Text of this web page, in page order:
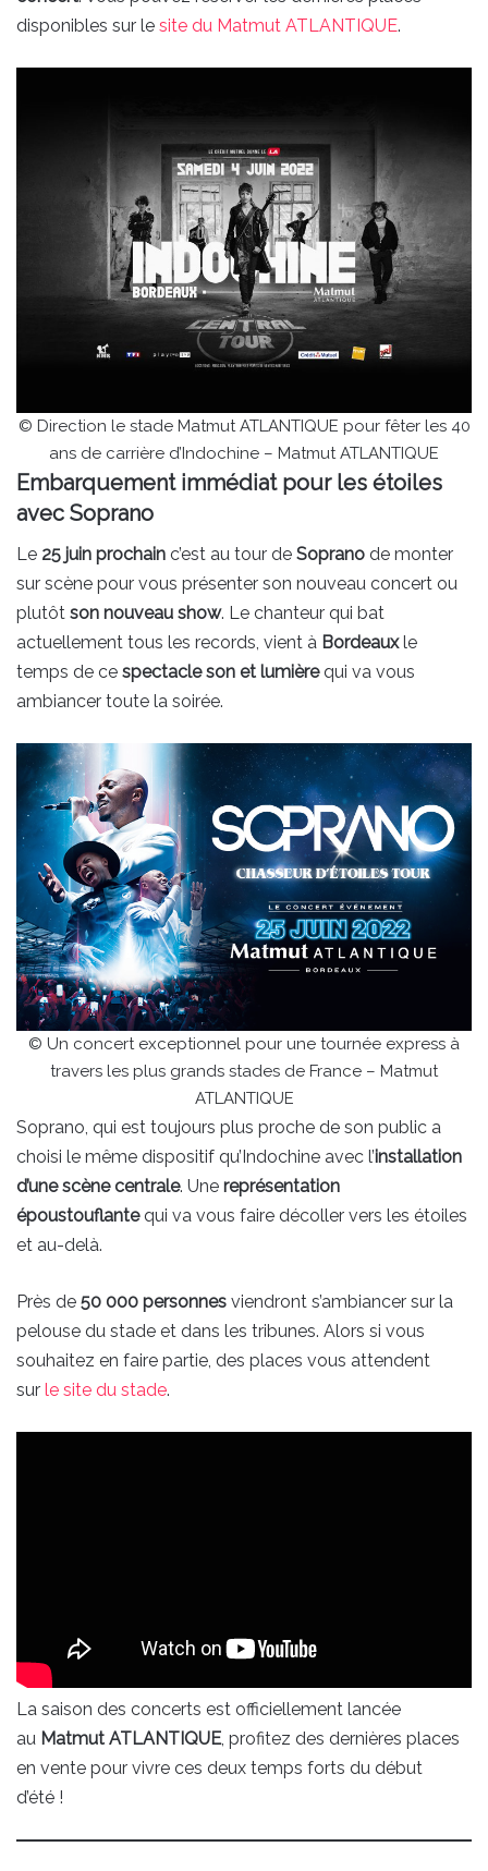
disponibles sur le site du Matmut ATLANTIQUE.
© Direction le stade Matmut ATLANTIQUE pour fêter les 40
ans de carrière d’Indochine – Matmut ATLANTIQUE
Embarquement immédiat pour les étoiles
avec Soprano
Le 25 juin prochain c’est au tour de Soprano de monter
sur scène pour vous présenter son nouveau concert ou
plutôt son nouveau show. Le chanteur qui bat
actuellement tous les records, vient à Bordeauxle
temps de ce spectacle son et lumièrequi va vous
ambiancer toute la soirée.
© Un concert exceptionnel pour une tournée express à
travers les plus grands stades de France – Matmut
ATLANTIQUE
Soprano, qui est toujours plus proche de son public a
choisi le même dispositif qu’Indochine avec l’installation
d’une scène centrale. Une représentation
époustouflantequi va vous faire décoller vers les étoiles
et au-delà.
Près de 50 000 personnes viendront s’ambiancer sur la
pelouse du stade et dans les tribunes. Alors si vous
souhaitez en faire partie, des places vous attendent
sur le site du stade.
La saison des concerts est officiellement lancée
au Matmut ATLANTIQUE , profitez des dernières places
en vente pour vivre ces deux temps forts du début
d’été !